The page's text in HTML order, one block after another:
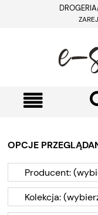
OPCJE
Producent:
Kolekcja: